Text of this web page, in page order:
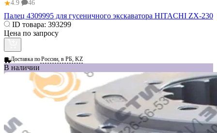
★4.9 46
Палец 4309995 для гусеничного экскаватора HITACHI ZX-230
ID товара: 393299
Цена по запросу
Доставка поРоссии, в РБ, KZ
В наличии